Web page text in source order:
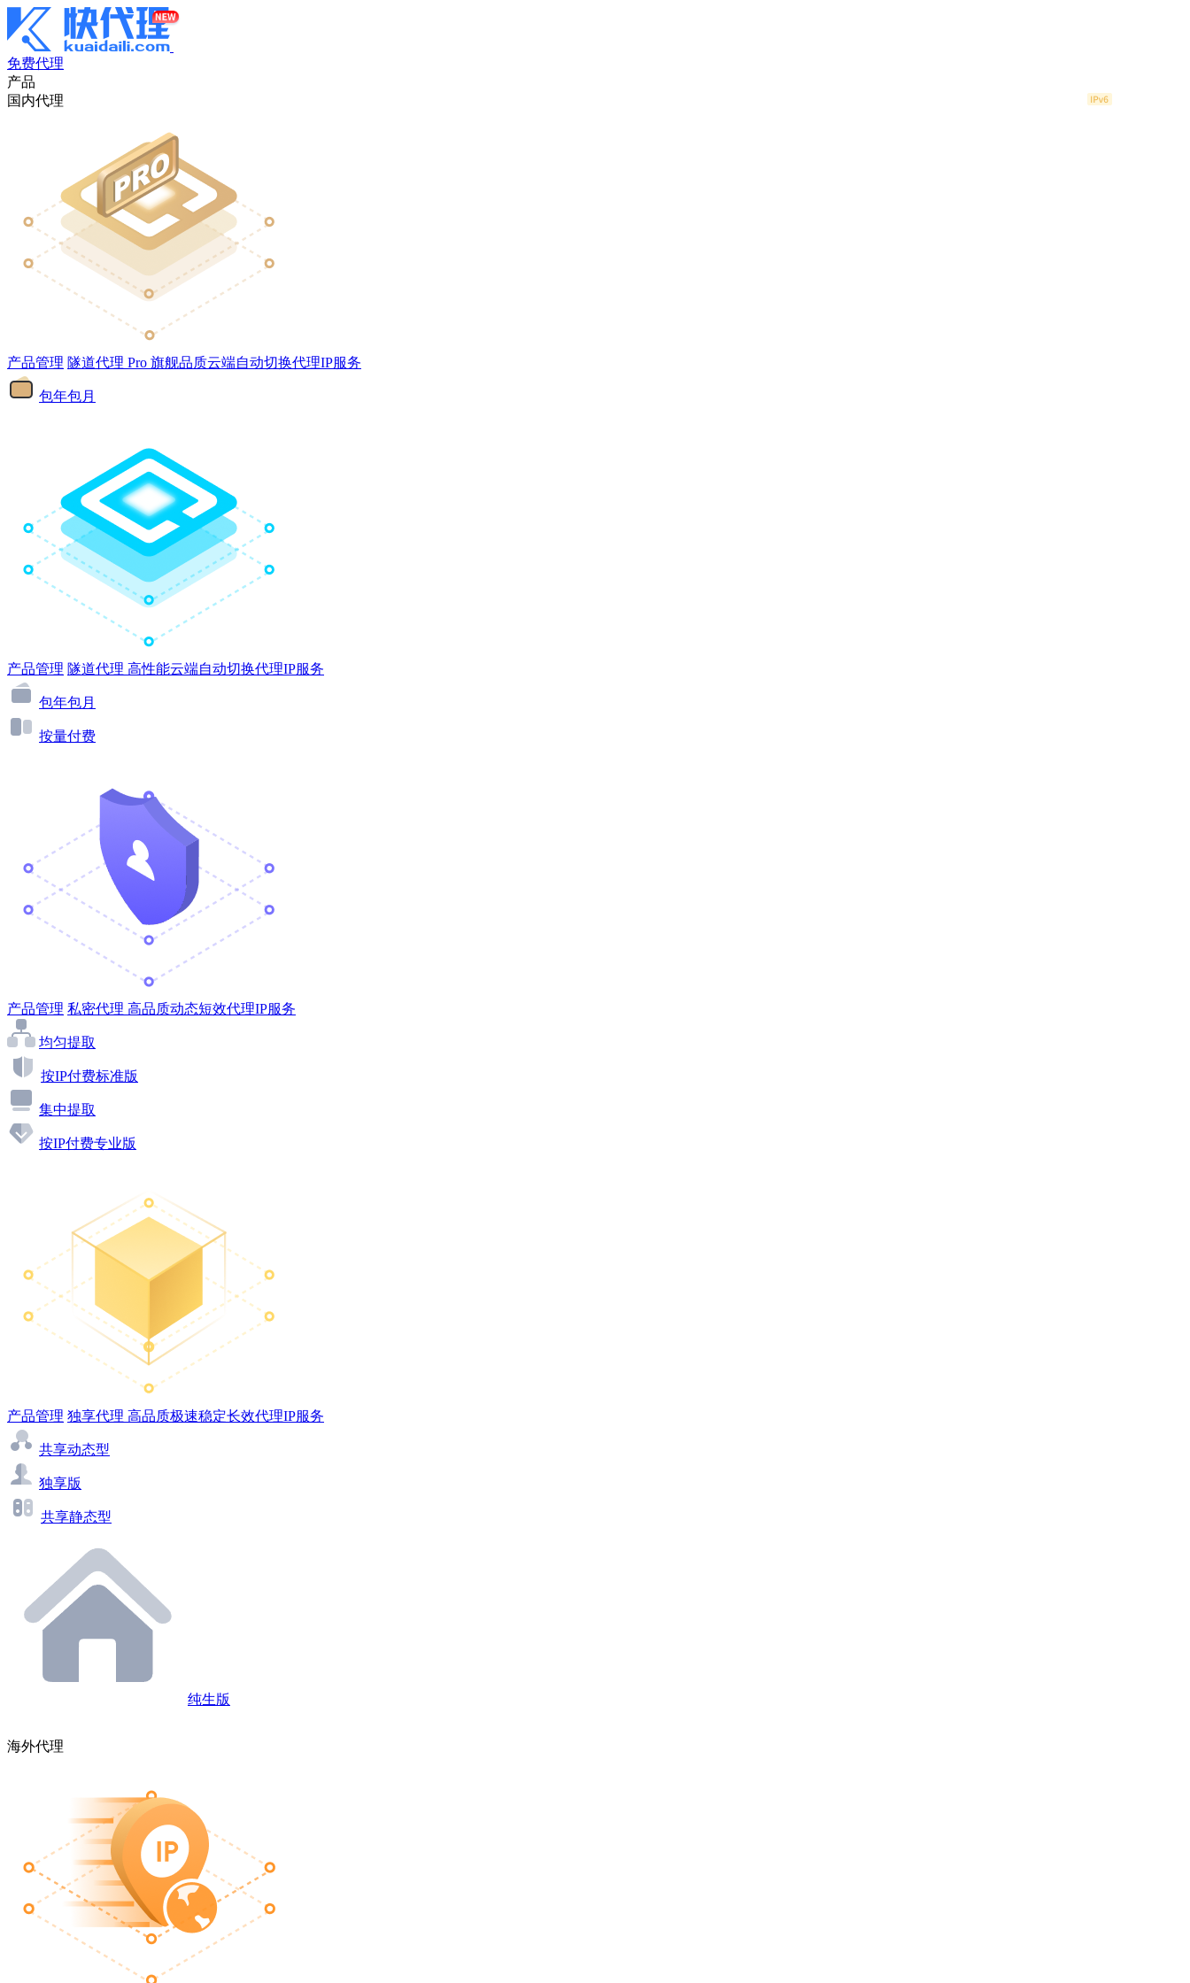
免费代理
产品
国内代理
产品管理 隧道代理 Pro 旗舰品质云端自动切换代理IP服务
包年包月
产品管理 隧道代理 高性能云端自动切换代理IP服务
包年包月
按量付费
产品管理 私密代理 高品质动态短效代理IP服务
均匀提取
按IP付费标准版
集中提取
按IP付费专业版
产品管理 独享代理 高品质极速稳定长效代理IP服务
共享动态型
独享版
共享静态型
纯生版
海外代理